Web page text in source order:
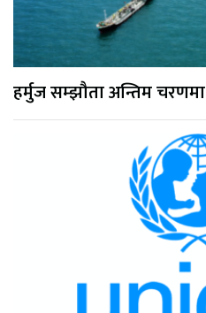
हर्मुज सम्झौता अन्तिम चरणमा